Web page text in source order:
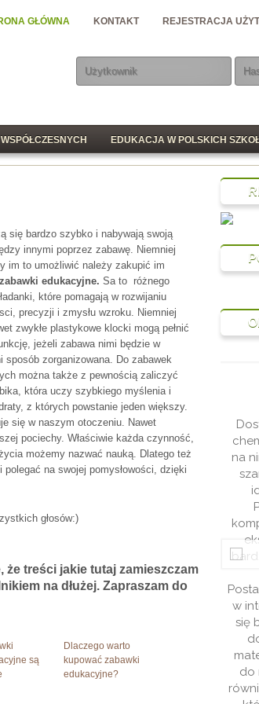
GŁÓWNA KONTAKT REJESTRACJA
EDUKACJA W POLSKICH
się bardzo szybko i nabywają swoją
innymi poprzez zabawę. Niemniej
im to umożliwić należy zakupić im
zabawki edukacyjne. Sa to różnego
które pomagają w rozwijaniu
precyzji i zmysłu wzroku. Niemniej
zwykłe plastykowe klocki mogą pełnić
jeżeli zabawa nimi będzie w
sposób zorganizowana. Do zabawek
można także z pewnością zaliczyć
która uczy szybkiego myślenia i
z których powstanie jeden większy.
się w naszym otoczeniu. Nawet
pociechy. Właściwie każda czynność,
możemy nazwać nauką. Dlatego też
na swojej pomysłowości, dzięki
głosów:)
że treści jakie tutaj zamieszczam
na dłużej. Zapraszam do
są
Dlaczego warto
kupować zabawki
edukacyjne?
nic.
co raz
Kasia
Pączek
Dostałam bardzo ważny projekt z
chemii w szkole średniej. Bardzo mi
na nim zależy bo dzięki niemu mam
szansę na 6 na koniec i co z tym
kompletnie nie miałam pomysłu jaki
bardzo chciałam zszokować resztę
klasy jak i nauczyciela.
Postanowiłam poszukać rozwiązania
w internecie. Wasza strona okazała
się bardzo pomocna do tego. Nie
dość, że znalazłam tutaj wiele
materiałów, które przydadzą mi się
do matury z chemii to znalazłam
również masę eksperymentów dzięki